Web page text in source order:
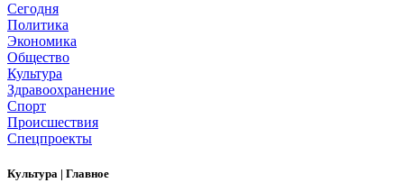
Сегодня
Политика
Экономика
Общество
Культура
Здравоохранение
Спорт
Происшествия
Спецпроекты
Культура | Главное